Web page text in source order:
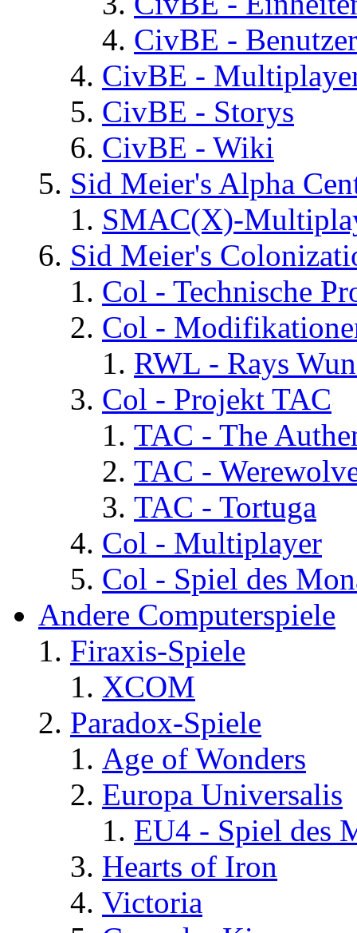
CivBE -
CivBE -
CivBE - Storys
CivBE - Wiki
Sid Meier's Alpha
SMAC(X)-
Sid Meier's
Col - Technische
Col -
RWL - Rays
Col - Projekt TAC
TAC - The
TAC -
TAC - Tortuga
Col - Multiplayer
Col - Spiel des
Andere Computerspiele
Firaxis-Spiele
XCOM
Paradox-Spiele
Age of Wonders
Europa Universalis
EU4 - Spiel des
Hearts of Iron
Victoria